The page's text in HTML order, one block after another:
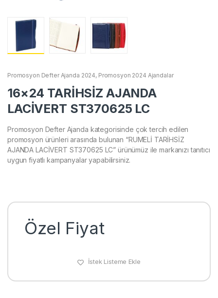
Promosyon Defter Ajanda 2024, Promosyon 2024 Ajandalar
16×24 TARİHSİZ AJANDA
LACİVERT ST370625 LC
Promosyon Defter Ajanda kategorisinde çok tercih edilen
promosyon ürünleri arasında bulunan “RUMELİ TARİHSİZ
AJANDA LACİVERT ST370625 LC” ürünümüz ile markanızı tanıtıcı
uygun fiyatlı kampanyalar yapabilirsiniz.
Özel Fiyat
İstek Listeme Ekle